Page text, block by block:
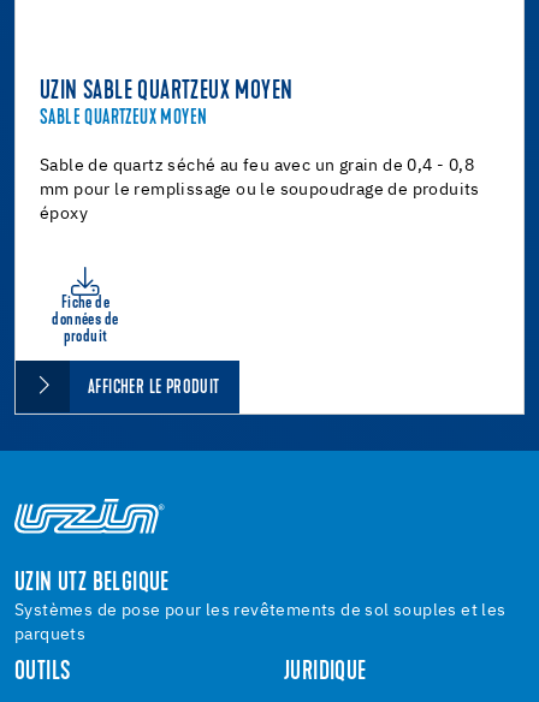
UZIN SABLE QUARTZEUX MOYEN
SABLE QUARTZEUX MOYEN
Sable de quartz séché au feu avec un grain de 0,4 - 0,8
mm pour le remplissage ou le soupoudrage de produits
époxy
Fiche de
données de
produit
AFFICHER LE PRODUIT
UZIN UTZ BELGIQUE
Systèmes de pose pour les revêtements de sol souples et les
parquets
OUTILS JURIDIQUE